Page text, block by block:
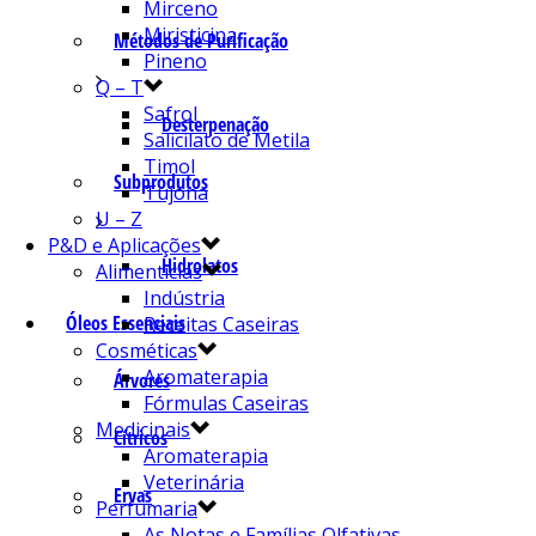
Métodos de Purificação
Desterpenação
Subprodutos
Hidrolatos
Óleos Essenciais
Árvores
Cítricos
Ervas
Mirceno
Miristicina
Pineno
Q – T
Safrol
Salicilato de Metila
Timol
Tujona
U – Z
P&D e Aplicações
Alimentícias
Indústria
Receitas Caseiras
Cosméticas
Aromaterapia
Fórmulas Caseiras
Medicinais
Aromaterapia
Veterinária
Perfumaria